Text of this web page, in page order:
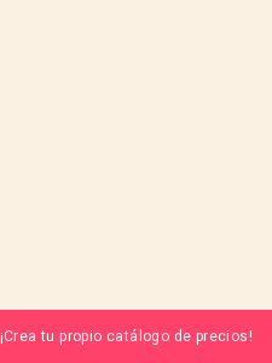
¡Crea tu propio catálogo de precios!